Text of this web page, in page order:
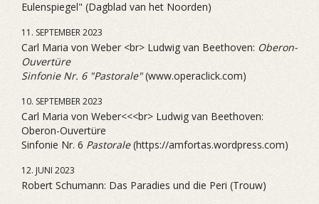
Eulenspiegel" (Dagblad van het Noorden)
11. SEPTEMBER 2023
Carl Maria von Weber <br> Ludwig van Beethoven: Oberon-
Ouvertüre
Sinfonie Nr. 6 "Pastorale"(www.operaclick.com)
10. SEPTEMBER 2023
Carl Maria von Weber<<<br> Ludwig van Beethoven:
Oberon-Ouvertüre
Sinfonie Nr. 6 Pastorale(https://amfortas.wordpress.com)
12. JUNI 2023
Robert Schumann: Das Paradies und die Peri (Trouw)